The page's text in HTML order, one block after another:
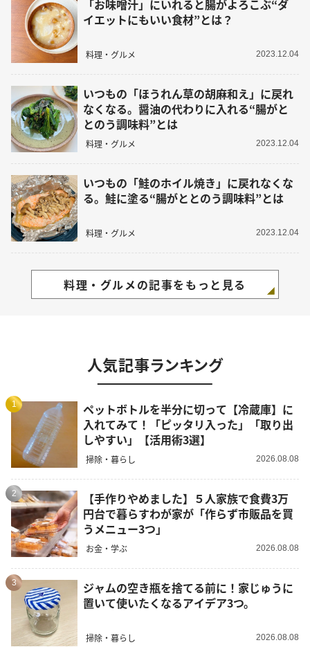
「お味噌汁」にいれると腸がよろこぶ“ダ
イエットにもいい食材”とは？
料理・グルメ 2023.12.04
いつもの「ほうれん草の胡麻和え」に戻れ
なくなる。醤油の代わりに入れる“腸がと
とのう調味料”とは
料理・グルメ 2023.12.04
いつもの「鮭のホイル焼き」に戻れなくな
る。鮭に塗る“腸がととのう調味料”とは
料理・グルメ 2023.12.04
料理・グルメの記事をもっと見る
人気記事ランキング
1
ペットボトルを半分に切って【冷蔵庫】に
入れてみて！「ピッタリ入った」「取り出
しやすい」【活用術3選】
掃除・暮らし 2026.08.08
2
【手作りやめました】５人家族で食費3万
円台で暮らすわが家が「作らず市販品を買
うメニュー3つ」
お金・学ぶ 2026.08.08
3
ジャムの空き瓶を捨てる前に！家じゅうに
置いて使いたくなるアイデア3つ。
掃除・暮らし 2026.08.08